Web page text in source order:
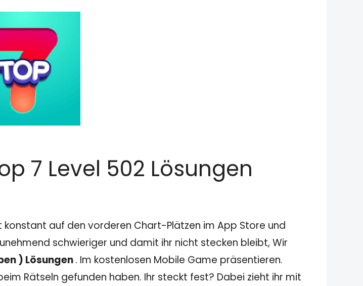
7 Level 502 Lösungen
auf den vorderen Chart-Plätzen im App Store und
schwieriger und damit ihr nicht stecken bleibt, Wir
) Lösungen. Im kostenlosen Mobile Game präsentieren.
Rätseln gefunden haben. Ihr steckt fest? Dabei zieht ihr mit